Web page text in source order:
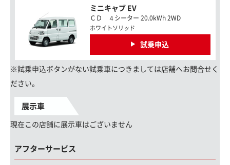
ミニキャブ EV
ＣＤ ４シーター 20.0kWh 2WD
ホワイトソリッド
試乗申込
※試乗申込ボタンがない試乗車につきましては店舗へお問合せく
ださい。
展示車
現在この店舗に展示車はございません
アフターサービス